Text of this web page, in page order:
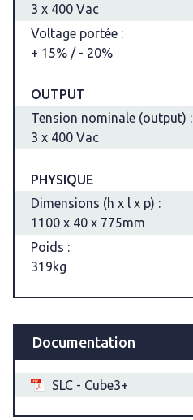
3 x 400 Vac
Voltage portée :
+ 15% / - 20%
OUTPUT
Tension nominale (output) :
3 x 400 Vac
PHYSIQUE
Dimensions (h x l x p) :
1100 x 40 x 775mm
Poids :
319kg
Documentation
SLC - Cube3+